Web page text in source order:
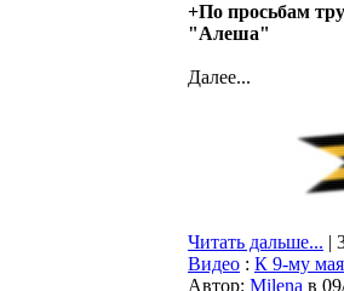
+По просьбам
"Алеша"
Далее...
Читать дальше... |
Видео : К 9-му мая
Автор: Milena в